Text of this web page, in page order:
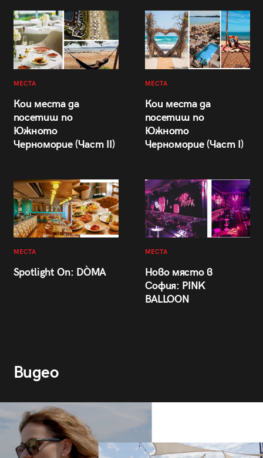
МЕСТА
Кои места да
посетиш по
Южното
Черноморие (Част II)
МЕСТА
Кои места да
посетиш по
Южното
Черноморие (Част I)
МЕСТА
Spotlight On: DÒMA
МЕСТА
Ново място в
София: PINK
BALLOON
Видео